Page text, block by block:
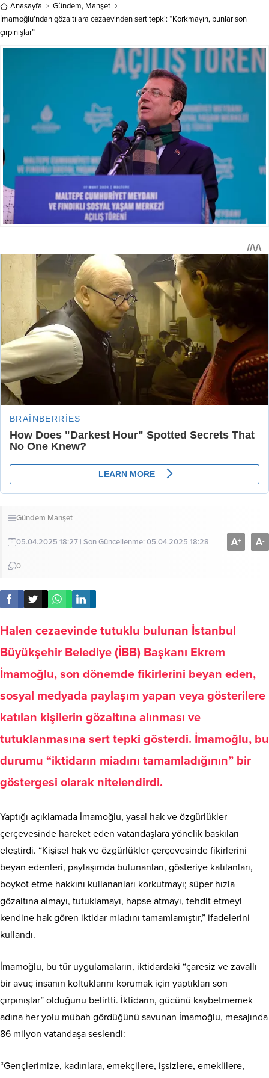
Azerbaycan...
Anasayfa Gündem, Manşet
İmamoğlu’ndan gözaltılara cezaevinden sert tepki: “Korkmayın, bunlar son
çırpınışlar”
Gündem Manşet
05.04.2025 18:27 | Son Güncellenme: 05.04.2025 18:28
0
A+ A-
Halen cezaevinde tutuklu bulunan İstanbul
Büyükşehir Belediye (İBB) Başkanı Ekrem
İmamoğlu, son dönemde fikirlerini beyan eden,
sosyal medyada paylaşım yapan veya gösterilere
katılan kişilerin gözaltına alınması ve
tutuklanmasına sert tepki gösterdi. İmamoğlu, bu
durumu “iktidarın miadını tamamladığının” bir
göstergesi olarak nitelendirdi.
Yaptığı açıklamada İmamoğlu, yasal hak ve özgürlükler
çerçevesinde hareket eden vatandaşlara yönelik baskıları
eleştirdi. “Kişisel hak ve özgürlükler çerçevesinde fikirlerini
beyan edenleri, paylaşımda bulunanları, gösteriye katılanları,
boykot etme hakkını kullananları korkutmayı; süper hızla
gözaltına almayı, tutuklamayı, hapse atmayı, tehdit etmeyi
kendine hak gören iktidar miadını tamamlamıştır,” ifadelerini
kullandı.
İmamoğlu, bu tür uygulamaların, iktidardaki “çaresiz ve zavallı
bir avuç insanın koltuklarını korumak için yaptıkları son
çırpınışlar” olduğunu belirtti. İktidarın, gücünü kaybetmemek
adına her yolu mübah gördüğünü savunan İmamoğlu, mesajında
86 milyon vatandaşa seslendi:
“Gençlerimize, kadınlara, emekçilere, işsizlere, emeklilere,